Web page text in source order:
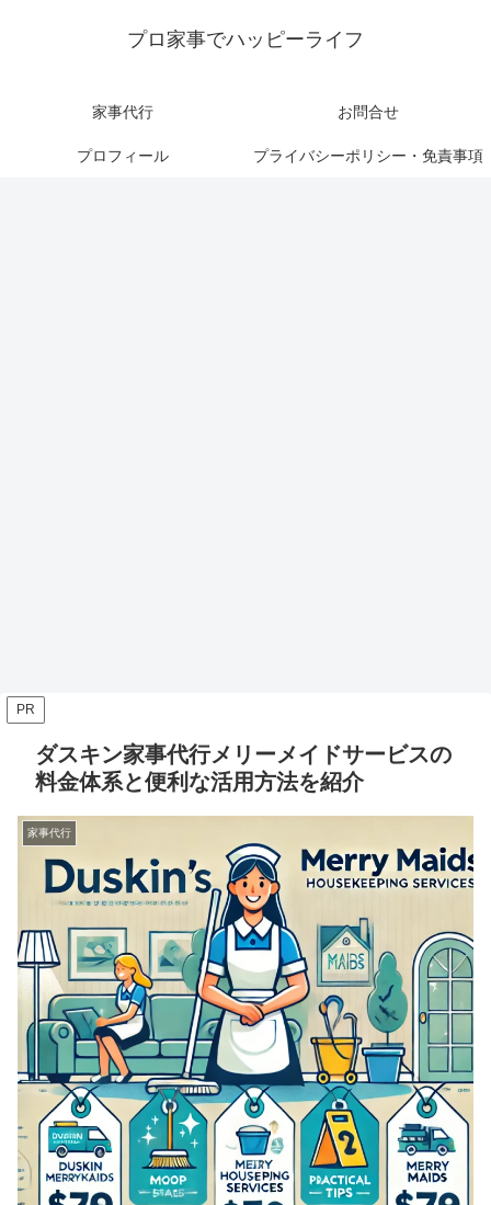
プロ家事でハッピーライフ
家事代行 お問合せ
プロフィール プライバシーポリシー・免責事項
PR
ダスキン家事代行メリーメイドサービスの
料金体系と便利な活用方法を紹介
家事代行